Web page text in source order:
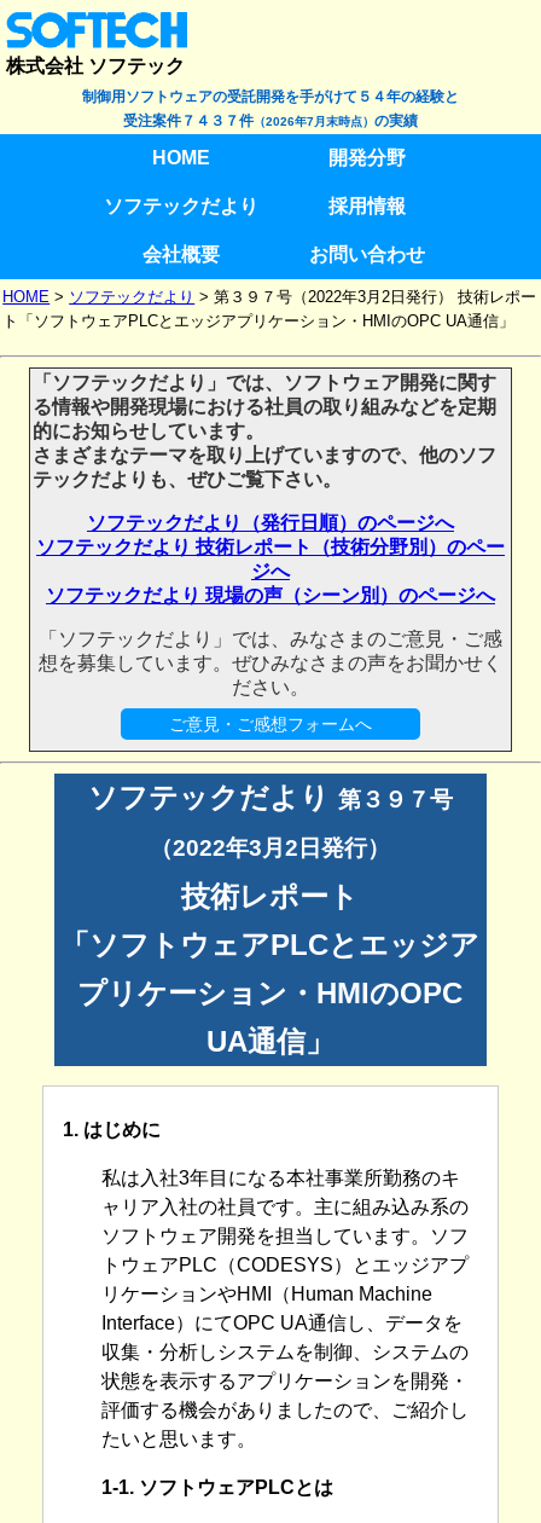
株式会社 ソフテック
制御用ソフトウェアの受託開発を手がけて５４年の経験と
受注案件７４３７件 （2026年7月末時点） の実績
HOME 開発分野
ソフテックだより 採用情報
会社概要 お問い合わせ
HOME > ソフテックだより >第３９７号（2022年3月2日発行） 技術レポー
ト「ソフトウェアPLCとエッジアプリケーション・HMIのOPC UA通信」
「ソフテックだより」では、ソフトウェア開発に関す
る情報や開発現場における社員の取り組みなどを定期
的にお知らせしています。
さまざまなテーマを取り上げていますので、他のソフ
テックだよりも、ぜひご覧下さい。
ソフテックだより（発行日順）のページへ
ソフテックだより 技術レポート（技術分野別）のペー
ジへ
ソフテックだより 現場の声（シーン別）のページへ
「ソフテックだより」では、みなさまのご意見・ご感
想を募集しています。ぜひみなさまの声をお聞かせく
ださい。
ご意見・ご感想フォームへ
ソフテックだより
第３９７号
（2022年3月2日発行）
技術レポート
「ソフトウェアPLCとエッジア
プリケーション・HMIのOPC
UA通信」
1. はじめに
私は入社3年目になる本社事業所勤務のキ
ャリア入社の社員です。主に組み込み系の
ソフトウェア開発を担当しています。ソフ
トウェアPLC（CODESYS）とエッジアプ
リケーションやHMI（Human Machine
Interface）にてOPC UA通信し、データを
収集・分析しシステムを制御、システムの
状態を表示するアプリケーションを開発・
評価する機会がありましたので、ご紹介し
たいと思います。
1-1. ソフトウェアPLCとは